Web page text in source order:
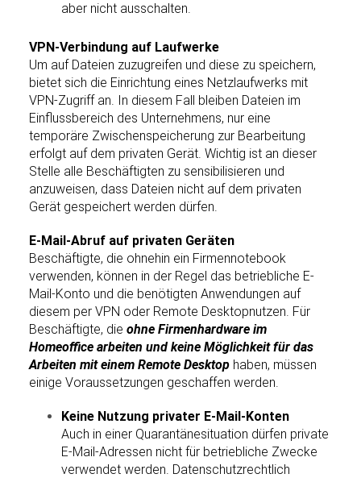
aber nicht ausschalten.
VPN-Verbindung auf Laufwerke
Um auf Dateien zuzugreifen und diese zu speichern,
bietet sich die Einrichtung eines Netzlaufwerks mit
VPN-Zugriff an. In diesem Fall bleiben Dateien im
Einflussbereich des Unternehmens, nur eine
temporäre Zwischenspeicherung zur Bearbeitung
erfolgt auf dem privaten Gerät. Wichtig ist an dieser
Stelle alle Beschäftigten zu sensibilisieren und
anzuweisen, dass Dateien nicht auf dem privaten
Gerät gespeichert werden dürfen.
E-Mail-Abruf auf privaten Geräten
Beschäftigte, die ohnehin ein Firmennotebook
verwenden, können in der Regel das betriebliche E-
Mail-Konto und die benötigten Anwendungen auf
diesem per VPN oder Remote Desktopnutzen. Für
Beschäftigte, die ohne Firmenhardware im
Homeoffice arbeiten und keine Möglichkeit für das
Arbeiten mit einem Remote Desktophaben, müssen
einige Voraussetzungen geschaffen werden.
Keine Nutzung privater E-Mail-Konten
Auch in einer Quarantänesituation dürfen private
E-Mail-Adressen nicht für betriebliche Zwecke
verwendet werden. Datenschutzrechtlich